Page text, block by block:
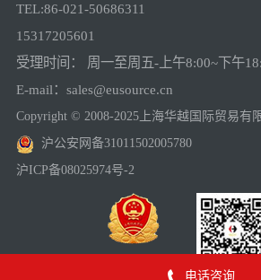
TEL:86-021-50686311
15317205601
受理时间： 周一至周五-上午8:00~下午
E-mail：sales@eusource.cn
Copyright © 2008-2025上海华越国际贸易有
沪公安网备31011502005780
沪ICP备08025974号-2
电话咨询